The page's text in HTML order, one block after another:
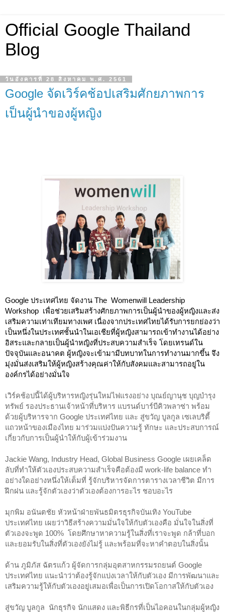
Official Google Thailand
Blog
วันอังคารที่ 28 สิงหาคม พ.ศ. 2561
Google จัดเวิร์คช้อปเสริมศักยภาพการ
เป็นผู้นำของผู้หญิง
Google ประเทศไทย จัดงาน The  Womenwill Leadership
Workshop  เพื่อช่วยเสริมสร้างศักยภาพการเป็นผู้นำของผู้หญิงและส่ง
เสริมความเท่าเทียมทางเพศ เนื่องจากประเทศไทยได้รับการยกย่องว่า
เป็นหนึ่งในประเทศชั้นนำในเอเชียที่ผู้หญิงสามารถเข้าทำงานได้อย่าง
อิสระและกลายเป็นผู้นำหญิงที่ประสบความสำเร็จ โดยเทรนด์ใน
ปัจจุบันและอนาคต ผู้หญิงจะเข้ามามีบทบาทในการทำงานมากขึ้น จึง
มุ่งมั่นส่งเสริมให้ผู้หญิงสร้างคุณค่าให้กับสังคมและสามารถอยู่ใน
องค์กรได้อย่างมั่นใจ
เวิร์คช้อปนี้ได้ผู้บริหารหญิงรุ่นใหม่ไฟแรงอย่าง บุณย์ญานุช บุญบำรุง
ทรัพย์ รองประธานเจ้าหน้าที่บริหาร แบรนด์บาร์บีคิวพลาซ่า พร้อม
ด้วยผู้บริหารจาก Google ประเทศไทย และ สู่ขวัญ บูลกูล เซเลบริตี้
แถวหน้าของเมืองไทย มาร่วมแบ่งปันความรู้ ทักษะ และประสบการณ์
เกี่ยวกับการเป็นผู้นำให้กับผู้เข้าร่วมงาน
Jackie Wang, Industry Head, Global Business Google เผยเคล็ด
ลับที่ทำให้ตัวเองประสบความสำเร็จคือต้องมี work-life balance ทำ
อย่างใดอย่างหนึ่งให้เต็มที่ รู้จักบริหารจัดการตารางเวลาชีวิต มีการ
ฝึกฝน และรู้จักตัวเองว่าตัวเองต้องการอะไร ชอบอะไร
มุกพิม อนันตชัย หัวหน้าฝ่ายพันธมิตรธุรกิจบันเทิง YouTube
ประเทศไทย เผยว่าวิธีสร้างความมั่นใจให้กับตัวเองคือ มั่นใจในสิ่งที่
ตัวเองจะพูด 100%  โดยศึกษาหาความรู้ในสิ่งที่เราจะพูด กล้าที่บอก
และยอมรับในสิ่งที่ตัวเองยังไม่รู้ และพร้อมที่จะหาคำตอบในสิ่งนั้น
ด้าน ภูมิภัส ฉัตรแก้ว ผู้จัดการกลุ่มอุตสาหกรรมรถยนต์ Google
ประเทศไทย แนะนำว่าต้องรู้จักแบ่งเวลาให้กับตัวเอง มีการพัฒนาและ
เสริมความรู้ให้กับตัวเองอยู่เสมอเพื่อเป็นการเปิดโอกาสให้กับตัวเอง
สู่ขวัญ บูลกูล  นักธุรกิจ นักแสดง และพิธีกรที่เป็นไอคอนในกลุ่มผู้หญิง